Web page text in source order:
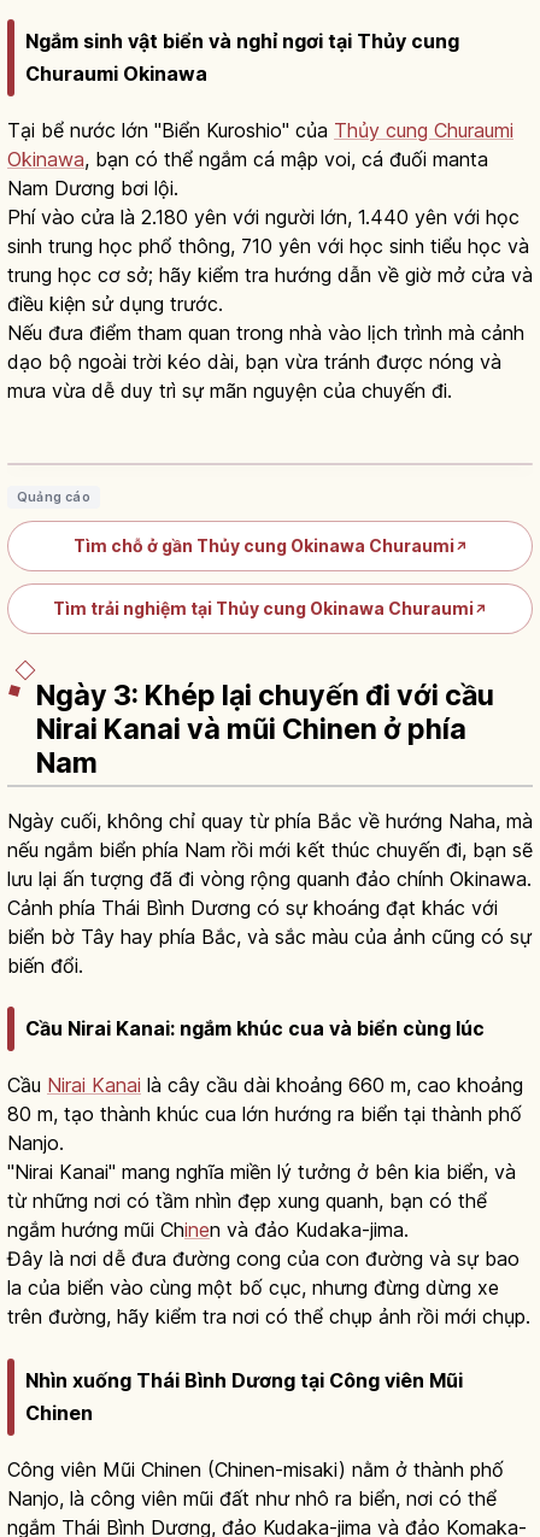
Ngắm sinh vật biển và nghỉ ngơi tại Thủy cung
Churaumi Okinawa
Tại bể nước lớn "Biển Kuroshio" của Thủy cung Churaumi
Okinawa, bạn có thể ngắm cá mập voi, cá đuối manta
Nam Dương bơi lội.
Phí vào cửa là 2.180 yên với người lớn, 1.440 yên với học
sinh trung học phổ thông, 710 yên với học sinh tiểu học và
trung học cơ sở; hãy kiểm tra hướng dẫn về giờ mở cửa và
điều kiện sử dụng trước.
Nếu đưa điểm tham quan trong nhà vào lịch trình mà cảnh
dạo bộ ngoài trời kéo dài, bạn vừa tránh được nóng và
mưa vừa dễ duy trì sự mãn nguyện của chuyến đi.
Thủy cung Churaumi Okinawa | hướng
Quảng cáo
Tìm chỗ ở gần Thủy cung Okinawa Churaumi↗
Tìm trải nghiệm tại Thủy cung Okinawa Churaumi↗
Ngày 3: Khép lại chuyến đi với cầu
Nirai Kanai và mũi Chinen ở phía
Nam
Ngày cuối, không chỉ quay từ phía Bắc về hướng Naha, mà
nếu ngắm biển phía Nam rồi mới kết thúc chuyến đi, bạn sẽ
lưu lại ấn tượng đã đi vòng rộng quanh đảo chính Okinawa.
Cảnh phía Thái Bình Dương có sự khoáng đạt khác với
biển bờ Tây hay phía Bắc, và sắc màu của ảnh cũng có sự
biến đổi.
Cầu Nirai Kanai: ngắm khúc cua và biển cùng lúc
Cầu Nirai Kanai là cây cầu dài khoảng 660 m, cao khoảng
80 m, tạo thành khúc cua lớn hướng ra biển tại thành phố
Nanjo.
"Nirai Kanai" mang nghĩa miền lý tưởng ở bên kia biển, và
từ những nơi có tầm nhìn đẹp xung quanh, bạn có thể
ngắm hướng mũi Chinen và đảo Kudaka-jima.
Đây là nơi dễ đưa đường cong của con đường và sự bao
la của biển vào cùng một bố cục, nhưng đừng dừng xe
trên đường, hãy kiểm tra nơi có thể chụp ảnh rồi mới chụp.
Nhìn xuống Thái Bình Dương tại Công viên Mũi
Chinen
Công viên Mũi Chinen (Chinen-misaki) nằm ở thành phố
Nanjo, là công viên mũi đất như nhô ra biển, nơi có thể
ngắm Thái Bình Dương, đảo Kudaka-jima và đảo Komaka-